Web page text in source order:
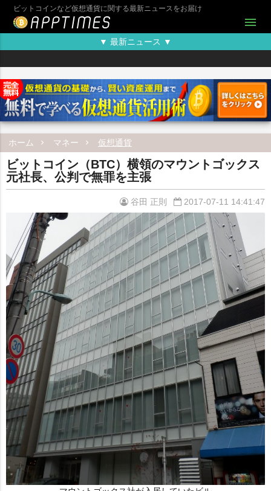
ビットコインなど仮想通貨に関する最新ニュースをお届け
menu
▼ 最新ニュース ▼
ホーム マネー 仮想通貨
ビットコイン（BTC）横領のマウントゴックス
元社長、公判で無罪を主張
谷田 正則 2017-07-11 14:41:47